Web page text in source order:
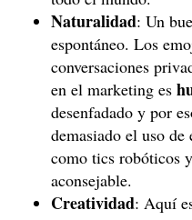
Naturalidad: Un
espontáneo. Los
conversaciones
en el marketing es
desenfadado y por
demasiado el uso
como tics robóticos
aconsejable.
Creatividad: Aquí